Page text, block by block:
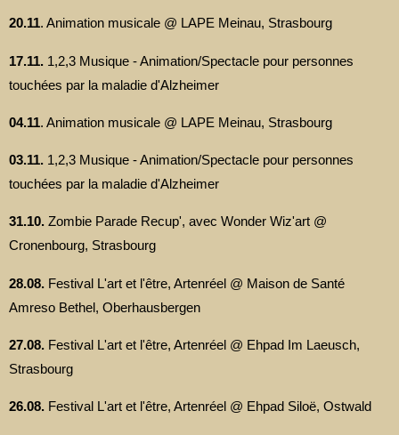
20.11. Animation musicale @ LAPE Meinau, Strasbourg
17.11. 1,2,3 Musique - Animation/Spectacle pour personnes
touchées par la maladie d'Alzheimer
04.11. Animation musicale @ LAPE Meinau, Strasbourg
03.11. 1,2,3 Musique - Animation/Spectacle pour personnes
touchées par la maladie d'Alzheimer
31.10. Zombie Parade Recup', avec Wonder Wiz'art @
Cronenbourg, Strasbourg
28.08. Festival L'art et l'être, Artenréel @ Maison de Santé
Amreso Bethel, Oberhausbergen
27.08. Festival L'art et l'être, Artenréel @ Ehpad Im Laeusch,
Strasbourg
26.08. Festival L'art et l'être, Artenréel @ Ehpad Siloë, Ostwald